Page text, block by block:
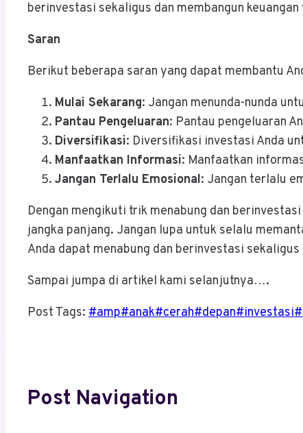
berinvestasi sekaligus dan membangun keuangan
Saran
Berikut beberapa saran yang dapat membantu
Mulai Sekarang: Jangan menunda-nunda
Pantau Pengeluaran: Pantau pengeluaran
Diversifikasi: Diversifikasi investasi Anda
Manfaatkan Informasi: Manfaatkan
Jangan Terlalu Emosional: Jangan terlalu
Dengan mengikuti trik menabung dan
jangka panjang. Jangan lupa untuk selalu
Anda dapat menabung dan berinvestasi
Sampai jumpa di artikel kami selanjutnya….
Post Tags: #amp#anak#cerah#depan#investasi#
Post Navigation